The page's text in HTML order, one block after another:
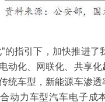
”的指引下，加快推进
动化、网联化、共享
统车型，新能源车渗
动力车型汽车电子成